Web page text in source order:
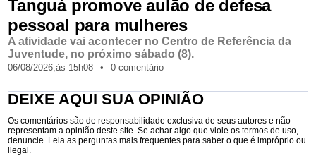
Tanguá promove aulão de defesa
pessoal para mulheres
A atividade vai acontecer no Centro de Referência da
Juventude, no próximo sábado (8).
06/08/2026,às 15h08 • 0 comentário
DEIXE AQUI SUA OPINIÃO
Os comentários são de responsabilidade exclusiva de seus autores e não
representam a opinião deste site. Se achar algo que viole os termos de uso,
denuncie. Leia as perguntas mais frequentes para saber o que é impróprio ou
ilegal.